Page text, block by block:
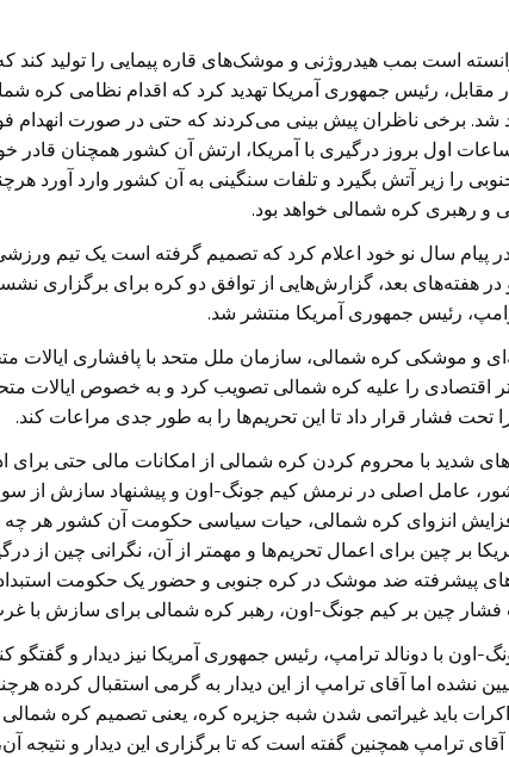
است بمب هیدروژنی و موشک‌های قاره پیمایی را تولید کند
رئیس جمهوری آمریکا تهدید کرد که اقدام نظامی کره
شد. برخی ناظران پیش بینی می‌کردند که حتی در صورت انهدام
اول بروز درگیری با آمریکا، ارتش آن کشور همچنان قادر
را زیر آتش بگیرد و تلفات سنگینی به آن کشور وارد آورد
و رهبری کره شمالی خواهد بود.
پیام سال نو خود اعلام کرد که تصمیم گرفته است یک تیم ورزشی
در هفته‌های بعد، گزارش‌هایی از توافق دو کره برای برگزاری
ترامپ، رئیس جمهوری آمریکا منتشر شد.
و موشکی کره شمالی، سازمان ملل متحد با پافشاری ایالات
اقتصادی را علیه کره شمالی تصویب کرد و به خصوص ایالات
فشار قرار داد تا این تحریم‌ها را به طور جدی مراعات کند.
شدید با محروم کردن کره شمالی از امکانات مالی حتی برای
عامل اصلی در نرمش کیم جونگ-اون و پیشنهاد سازش از
افزایش انزوای کره شمالی، حیات سیاسی حکومت آن کشور هر چه
بر چین برای اعمال تحریم‌ها و مهمتر از آن، نگرانی چین از
پیشرفته ضد موشک در کره جنوبی و حضور یک حکومت
فشار چین بر کیم جونگ-اون، رهبر کره شمالی برای سازش با
اون با دونالد ترامپ، رئیس جمهوری آمریکا نیز دیدار و گفتگو
نشده اما آقای ترامپ از این دیدار به گرمی استقبال کرده
باید غیراتمی شدن شبه جزیره کره، یعنی تصمیم کره
ترامپ همچنین گفته است که تا برگزاری این دیدار و نتیجه